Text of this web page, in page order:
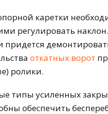
каретки
регулировать
придется
откатных ворот
ролики.
типы усиленных
обеспечить